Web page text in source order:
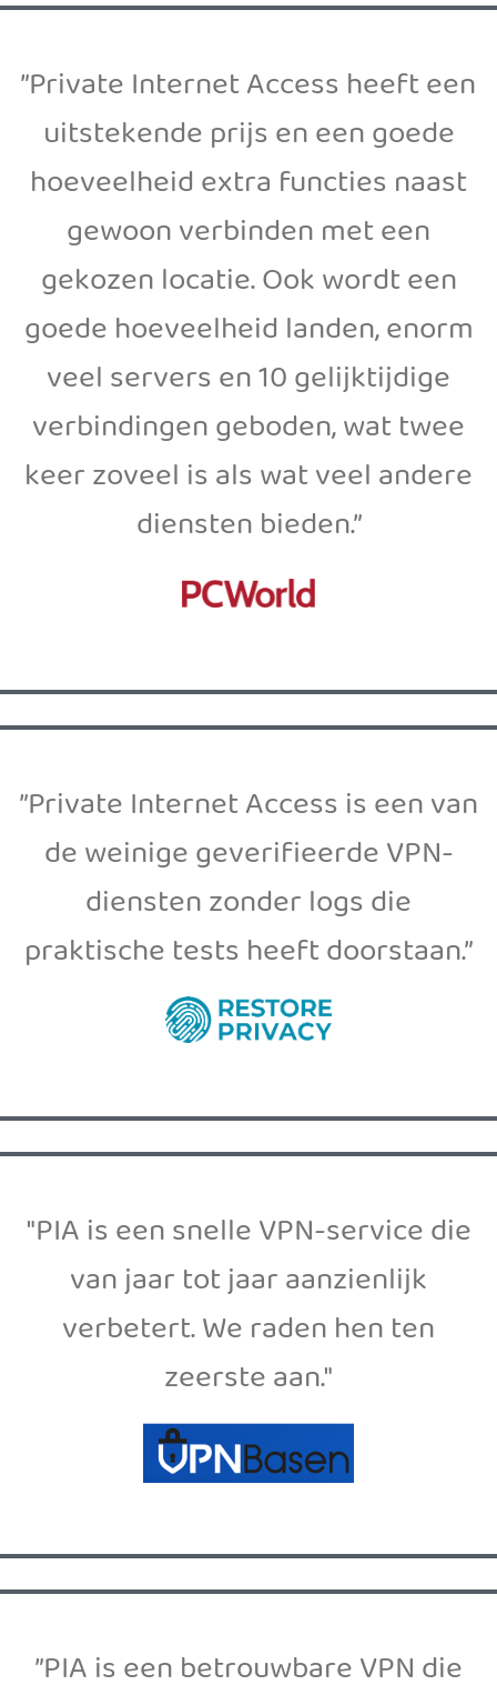
”Private Internet Access heeft een
uitstekende prijs en een goede
hoeveelheid extra functies naast
gewoon verbinden met een
gekozen locatie. Ook wordt een
goede hoeveelheid landen, enorm
veel servers en 10 gelijktijdige
verbindingen geboden, wat twee
keer zoveel is als wat veel andere
diensten bieden.”
”Private Internet Access is een van
de weinige geverifieerde VPN-
diensten zonder logs die
praktische tests heeft doorstaan.”
"PIA is een snelle VPN-service die
van jaar tot jaar aanzienlijk
verbetert. We raden hen ten
zeerste aan."
”PIA is een betrouwbare VPN die